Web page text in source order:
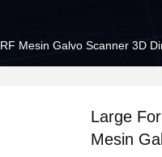
Mesin Galvo Scanner 3D
Large
Mesin